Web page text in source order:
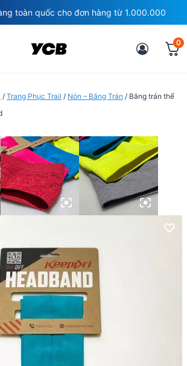
toàn quốc cho đơn hàng từ 1.000.000
0
/ Trang Phục Trail / Nón – Băng Trán / Băng trán thể